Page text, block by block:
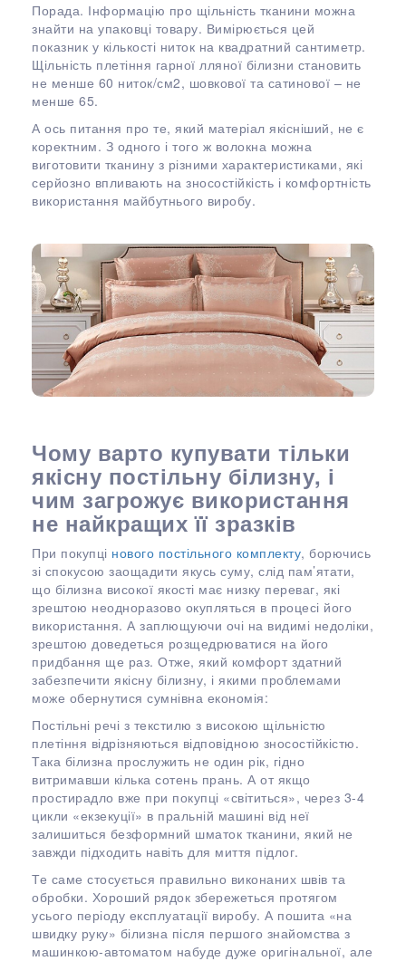
Порада. Інформацію про щільність тканини можна
знайти на упаковці товару. Вимірюється цей
показник у кількості ниток на квадратний сантиметр.
Щільність плетіння гарної лляної білизни становить
не менше 60 ниток/см2, шовкової та сатинової – не
менше 65.
А ось питання про те, який матеріал якісніший, не є
коректним. З одного і того ж волокна можна
виготовити тканину з різними характеристиками, які
серйозно впливають на зносостійкість і комфортність
використання майбутнього виробу.
Чому варто купувати тільки
якісну постільну білизну, і
чим загрожує використання
не найкращих її зразків
При покупці нового постільного комплекту, борючись
зі спокусою заощадити якусь суму, слід пам’ятати,
що білизна високої якості має низку переваг, які
зрештою неодноразово окупляться в процесі його
використання. А заплющуючи очі на видимі недоліки,
зрештою доведеться розщедрюватися на його
придбання ще раз. Отже, який комфорт здатний
забезпечити якісну білизну, і якими проблемами
може обернутися сумнівна економія:
Постільні речі з текстилю з високою щільністю
плетіння відрізняються відповідною зносостійкістю.
Така білизна прослужить не один рік, гідно
витримавши кілька сотень прань. А от якщо
простирадло вже при покупці «світиться», через 3-4
цикли «екзекуції» в пральній машині від неї
залишиться безформний шматок тканини, який не
завжди підходить навіть для миття підлог.
Те саме стосується правильно виконаних швів та
обробки. Хороший рядок збережеться протягом
усього періоду експлуатації виробу. А пошита «на
швидку руку» білизна після першого знайомства з
машинкою-автоматом набуде дуже оригінальної, але